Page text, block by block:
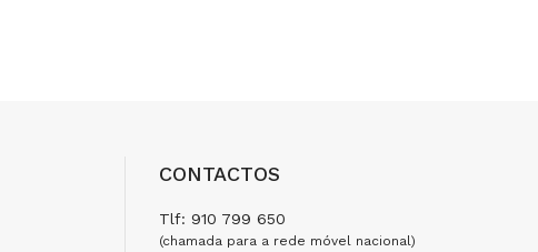
CONTACTOS
Tlf: 910 799 650
(chamada para a rede móvel nacional)